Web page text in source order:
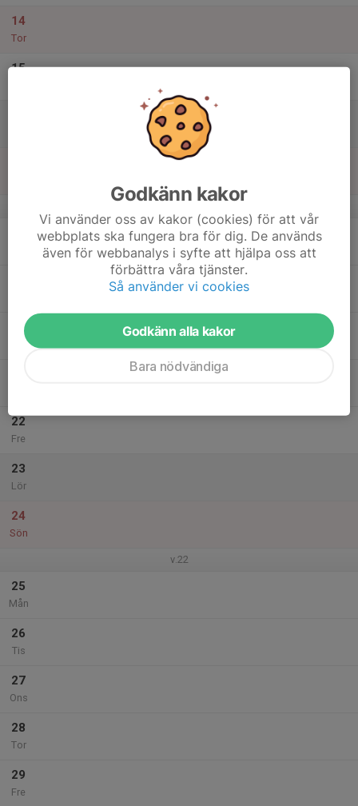
14
Tor
15
20
Ons
22
Fre
23
Lör
24
Sön
v.22
25
Mån
26
Tis
27
Ons
28
Tor
29
Fre
Godkänn kakor
Vi använder oss av kakor (cookies) för att vår
webbplats ska fungera bra för dig. De används
även för webbanalys i syfte att hjälpa oss att
förbättra våra tjänster.
Så använder vi cookies
Godkänn alla kakor
Bara nödvändiga